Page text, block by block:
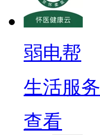
弱电帮
生活服务
查看